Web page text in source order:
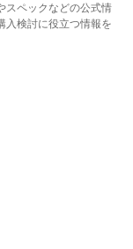
スペックなどの公式情
入検討に役立つ情報を